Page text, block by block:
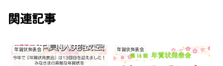
関連記事
年賀状発表会 年賀状発表会